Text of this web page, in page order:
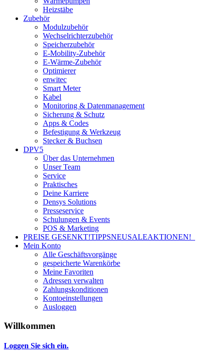
Heizstäbe
Zubehör
Modulzubehör
Wechselrichterzubehör
Speicherzubehör
E-Mobility-Zubehör
E-Wärme-Zubehör
Optimierer
enwitec
Smart Meter
Kabel
Monitoring & Datenmanagement
Sicherung & Schutz
Apps & Codes
Befestigung & Werkzeug
Stecker & Buchsen
DPV5
Über das Unternehmen
Unser Team
Service
Praktisches
Deine Karriere
Densys Solutions
Presseservice
Schulungen & Events
POS & Marketing
PREISE GESENKT!TIPPSNEUSALEAKTIONEN!
Mein Konto
Alle Geschäftsvorgänge
gespeicherte Warenkörbe
Meine Favoriten
Adressen verwalten
Zahlungskonditionen
Kontoeinstellungen
Ausloggen
Willkommen
Loggen Sie sich ein.